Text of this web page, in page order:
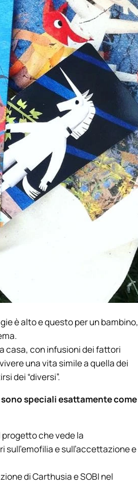
è alto e questo per un bambino,
casa, con infusioni dei fattori
una vita simile a quella dei
dei “diversi”.
speciali esattamente come
progetto che vede la
e sull’accettazione e
di Carthusia e SOBI nel